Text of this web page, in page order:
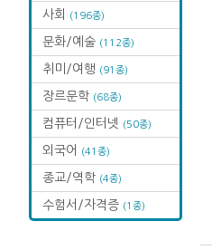
사회 (196종)
문화/예술 (112종)
취미/여행 (91종)
장르문학 (68종)
컴퓨터/인터넷 (50종)
외국어 (41종)
종교/역학 (4종)
수험서/자격증 (1종)